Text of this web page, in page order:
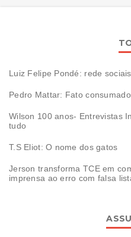
Luiz Felipe Pondé: rede
Pedro Mattar: Fato consumado
Wilson 100 anos- Entrevistas
tudo
T.S Eliot: O nome dos gatos
Jerson transforma TCE em
imprensa ao erro com falsa